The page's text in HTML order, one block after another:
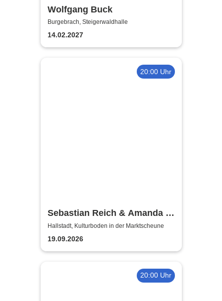
Wolfgang Buck
Burgebrach, Steigerwaldhalle
14.02.2027
20:00 Uhr
Sebastian Reich & Amanda -
Purer Zufall
Hallstadt, Kulturboden in der Marktscheune
19.09.2026
20:00 Uhr